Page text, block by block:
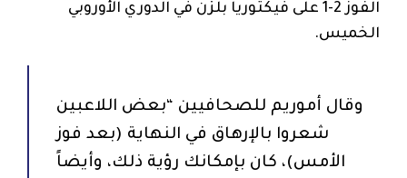
الفوز 2-1 على فيكتوريا بلزن في الدوري الأوروبي
الخميس.
وقال أموريم للصحافيين “بعض اللاعبين
شعروا بالإرهاق في النهاية (بعد فوز
الأمس)، كان بإمكانك رؤية ذلك، وأيضاً